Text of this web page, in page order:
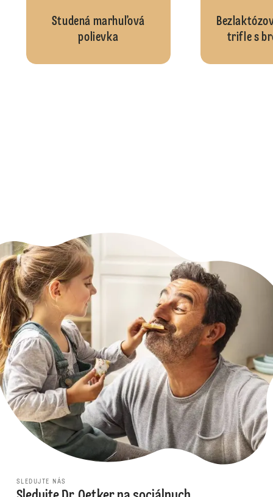
Studená marhuľová
polievka
trifle s
SLEDUJTE NÁS